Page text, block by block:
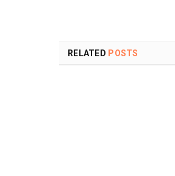
RELATED POSTS